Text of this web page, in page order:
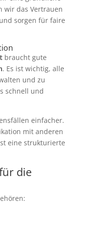
wir das Vertrauen
sorgen für faire
braucht gute
. Es ist wichtig, alle
und zu
schnell und
einfacher.
mit anderen
eine strukturierte
die